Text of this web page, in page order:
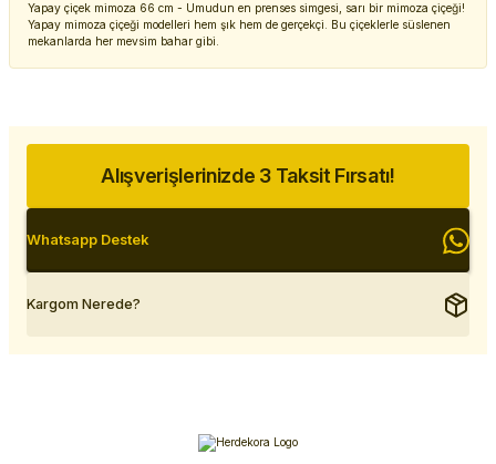
Yapay çiçek mimoza 66 cm - Umudun en prenses simgesi, sarı bir mimoza çiçeği!
Yapay mimoza çiçeği modelleri hem şık hem de gerçekçi. Bu çiçeklerle süslenen
mekanlarda her mevsim bahar gibi.
Alışverişlerinizde 3 Taksit Fırsatı!
Whatsapp Destek
Kargom Nerede?